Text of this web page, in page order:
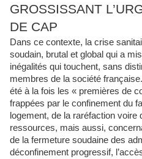
GROSSISSANT
DE CAP
Dans ce contexte, la crise
soudain, brutal et global qui a
inégalités qui touchent, sans
membres de la société
été à la fois les « premières de
frappées par le confinement du
logement, de la raréfaction voire
ressources, mais aussi,
de la fermeture soudaine des
déconfinement progressif,